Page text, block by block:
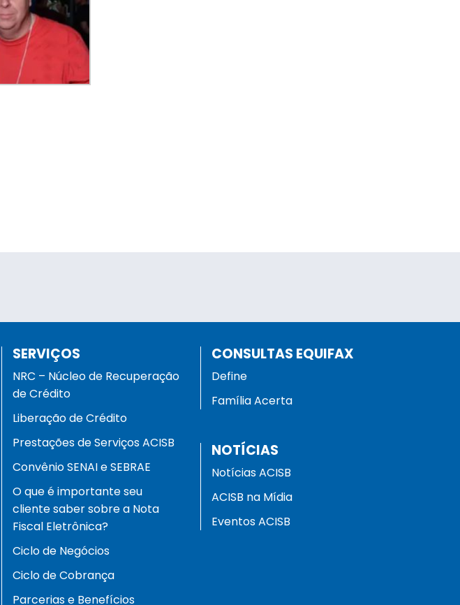
SERVIÇOS
NRC – Núcleo de Recuperação
de Crédito
Liberação de Crédito
Prestações de Serviços ACISB
Convênio SENAI e SEBRAE
O que é importante seu
cliente saber sobre a Nota
Fiscal Eletrônica?
Ciclo de Negócios
Ciclo de Cobrança
Parcerias e Benefícios
CONSULTAS EQUIFAX
Define
Família Acerta
NOTÍCIAS
Notícias ACISB
ACISB na Mídia
Eventos ACISB